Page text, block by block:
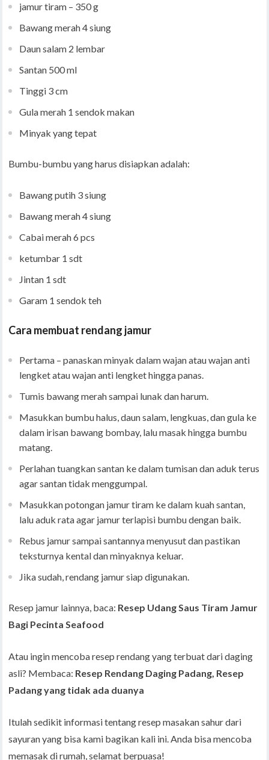
jamur tiram – 350 g
Bawang merah 4 siung
Daun salam 2 lembar
Santan 500 ml
Tinggi 3 cm
Gula merah 1 sendok makan
Minyak yang tepat
Bumbu-bumbu yang harus disiapkan adalah:
Bawang putih 3 siung
Bawang merah 4 siung
Cabai merah 6 pcs
ketumbar 1 sdt
Jintan 1 sdt
Garam 1 sendok teh
Cara membuat rendang jamur
Pertama – panaskan minyak dalam wajan atau wajan anti
lengket atau wajan anti lengket hingga panas.
Tumis bawang merah sampai lunak dan harum.
Masukkan bumbu halus, daun salam, lengkuas, dan gula ke
dalam irisan bawang bombay, lalu masak hingga bumbu
matang.
Perlahan tuangkan santan ke dalam tumisan dan aduk terus
agar santan tidak menggumpal.
Masukkan potongan jamur tiram ke dalam kuah santan,
lalu aduk rata agar jamur terlapisi bumbu dengan baik.
Rebus jamur sampai santannya menyusut dan pastikan
teksturnya kental dan minyaknya keluar.
Jika sudah, rendang jamur siap digunakan.
Resep jamur lainnya, baca: Resep Udang Saus Tiram Jamur
Bagi Pecinta Seafood
Atau ingin mencoba resep rendang yang terbuat dari daging
asli? Membaca: Resep Rendang Daging Padang, Resep
Padang yang tidak ada duanya
Itulah sedikit informasi tentang resep masakan sahur dari
sayuran yang bisa kami bagikan kali ini. Anda bisa mencoba
memasak di rumah, selamat berpuasa!